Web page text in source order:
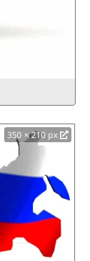
350 × 210 px